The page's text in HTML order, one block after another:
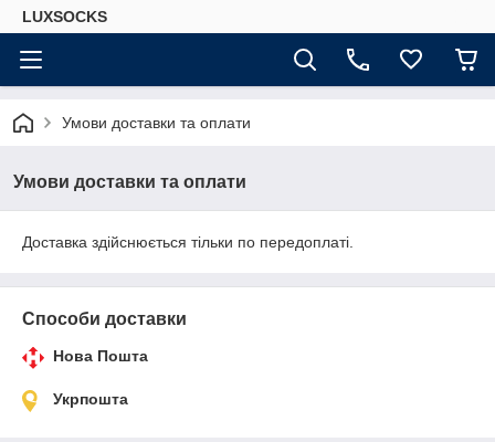
LUXSOCKS
Умови доставки та оплати
Умови доставки та оплати
Доставка здійснюється тільки по передоплаті.
Способи доставки
Нова Пошта
Укрпошта